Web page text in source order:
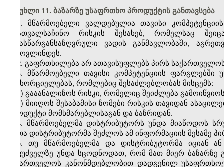
მუხლი 11. ბაზარზე უსაფრთხო პროდუქტის განთავსება
1. მწარმოებელი ვალდებულია თავისი
არათვალსაჩინო რისკის შესახებ, რომელსაც
წინასწარგანსაზღვრული ვადის განმავლობაში,
გამოვლინდეს.
2. გაფრთხილება არ ათავისუფლებს პირს
3. მწარმოებელი თავისი კომპეტენციის ფარგლებში
განხორციელებას, რომლებიც შესაძლებლობას მისცემს:
ა) გააანალიზოს რისკი, რომელიც შეიძლება
ბ) მიიღოს შესაბამისი ზომები რისკის თავიდან
პროდუქტი მომხმარებლისაგან და ბაზრიდან.
4. მწარმოებელმა დისტრიბუტორს უნდა მიაწოდოს
რათა დისტრიბუტორმა შეძლოს ამ ინფორმაციის მესამე
5. თუ მწარმოებელმა და დისტრიბუტორმა იციან
საფუძველზე უნდა სცოდნოდათ, რომ მათ მიერ ბაზარზე
საქართველოს კანონმდებლობით დადგენილ